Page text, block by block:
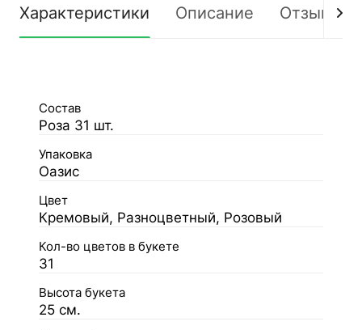
Характеристики Описание Отзывы
Состав
Роза 31 шт.
Упаковка
Оазис
Цвет
Кремовый, Разноцветный, Розовый
Кол-во цветов в букете
31
Высота букета
25 см.